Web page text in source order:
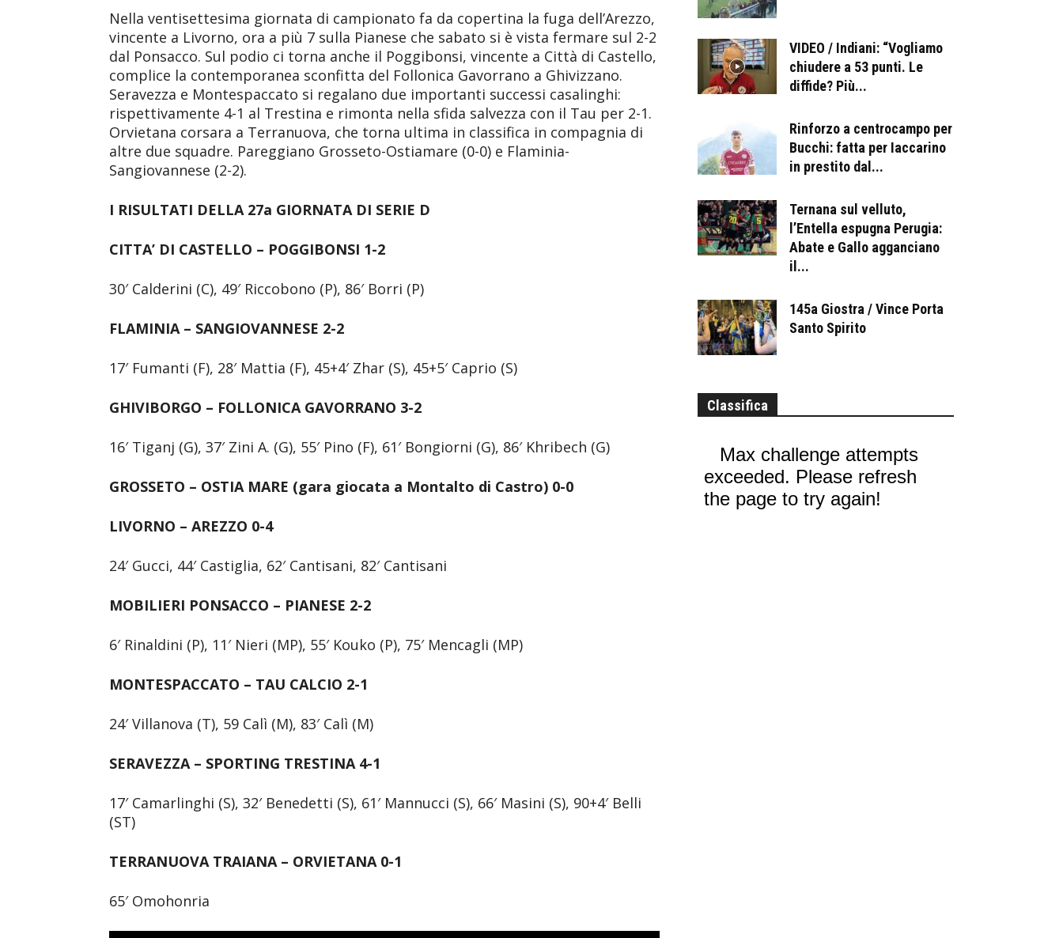
Nella ventisettesima giornata di campionato fa da copertina la fuga dell’Arezzo,
vincente a Livorno, ora a più 7 sulla Pianese che sabato si è vista fermare sul 2-2
dal Ponsacco. Sul podio ci torna anche il Poggibonsi, vincente a Città di Castello,
complice la contemporanea sconfitta del Follonica Gavorrano a Ghivizzano.
Seravezza e Montespaccato si regalano due importanti successi casalinghi:
rispettivamente 4-1 al Trestina e rimonta nella sfida salvezza con il Tau per 2-1.
Orvietana corsara a Terranuova, che torna ultima in classifica in compagnia di
altre due squadre. Pareggiano Grosseto-Ostiamare (0-0) e Flaminia-
Sangiovannese (2-2).
I RISULTATI DELLA 27a GIORNATA DI SERIE D
CITTA’ DI CASTELLO – POGGIBONSI 1-2
30′ Calderini (C), 49′ Riccobono (P), 86′ Borri (P)
FLAMINIA – SANGIOVANNESE 2-2
17′ Fumanti (F), 28′ Mattia (F), 45+4′ Zhar (S), 45+5′ Caprio (S)
GHIVIBORGO – FOLLONICA GAVORRANO 3-2
16′ Tiganj (G), 37′ Zini A. (G), 55′ Pino (F), 61′ Bongiorni (G), 86′ Khribech (G)
GROSSETO – OSTIA MARE (gara giocata a Montalto di Castro) 0-0
LIVORNO – AREZZO 0-4
24′ Gucci, 44′ Castiglia, 62′ Cantisani, 82′ Cantisani
MOBILIERI PONSACCO – PIANESE 2-2
6′ Rinaldini (P), 11′ Nieri (MP), 55′ Kouko (P), 75′ Mencagli (MP)
MONTESPACCATO – TAU CALCIO 2-1
24′ Villanova (T), 59 Calì (M), 83′ Calì (M)
SERAVEZZA – SPORTING TRESTINA 4-1
17′ Camarlinghi (S), 32′ Benedetti (S), 61′ Mannucci (S), 66′ Masini (S), 90+4′ Belli
(ST)
TERRANUOVA TRAIANA – ORVIETANA 0-1
65′ Omohonria
VIDEO / Indiani: “Vogliamo
chiudere a 53 punti. Le
diffide? Più...
Rinforzo a centrocampo per
Bucchi: fatta per Iaccarino
in prestito dal...
Ternana sul velluto,
l’Entella espugna Perugia:
Abate e Gallo agganciano
il...
145a Giostra / Vince Porta
Santo Spirito
Classifica